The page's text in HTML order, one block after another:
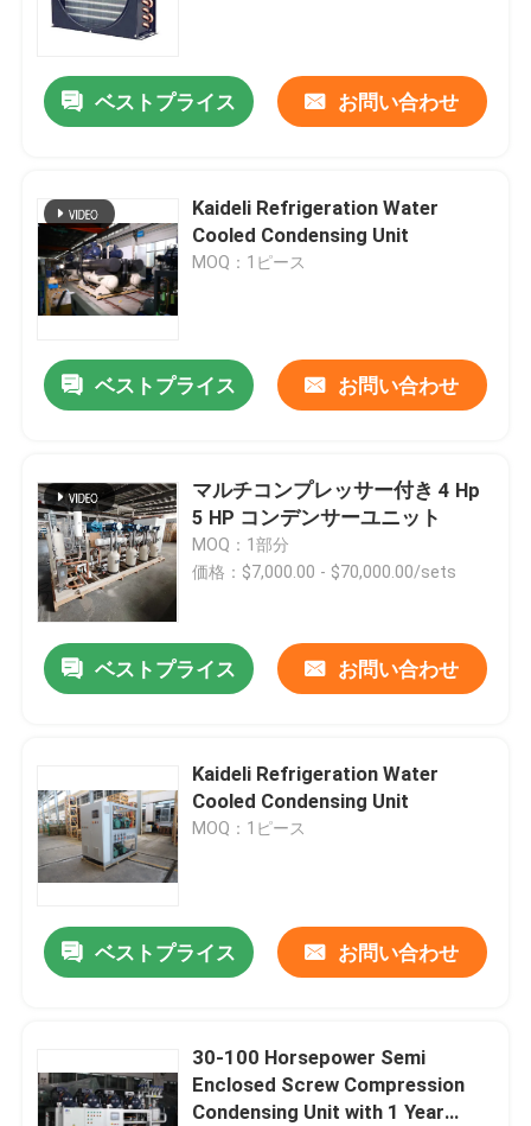
ベストプライス お問い合わせ
Kaideli Refrigeration Water
Cooled Condensing Unit
MOQ：1ピース
ベストプライス お問い合わせ
マルチコンプレッサー付き 4 Hp
5 HP コンデンサーユニット
MOQ：1部分
価格：$7,000.00 - $70,000.00/sets
ベストプライス お問い合わせ
Kaideli Refrigeration Water
Cooled Condensing Unit
MOQ：1ピース
ベストプライス お問い合わせ
30-100 Horsepower Semi
Enclosed Screw Compression
Condensing Unit with 1 Year